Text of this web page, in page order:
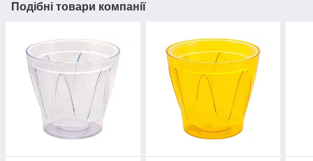
Подібні товари компанії